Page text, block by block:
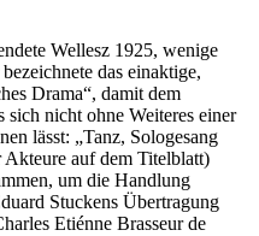
Wellesz 1925, wenige
das einaktige,
Drama“, damit dem
sich nicht ohne Weiteres einer
lässt: „Tanz, Sologesang
auf dem Titelblatt)
um die Handlung
Stuckens Übertragung
Etiénne Brasseur de